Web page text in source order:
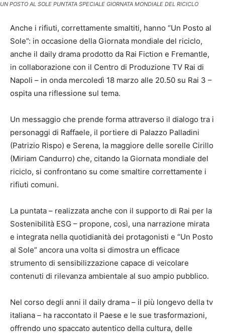
UN POSTO AL SOLE PUNTATA SPECIALE GIORNATA MONDIALE DEL RICICLO
Anche i rifiuti, correttamente smaltiti, hanno “Un Posto al
Sole”: in occasione della Giornata mondiale del riciclo,
anche il daily drama prodotto da Rai Fiction e Fremantle,
in collaborazione con il Centro di Produzione TV Rai di
Napoli – in onda mercoledì 18 marzo alle 20.50 su Rai 3 –
ospita una riflessione sul tema.
Un messaggio che prende forma attraverso il dialogo tra i
personaggi di Raffaele, il portiere di Palazzo Palladini
(Patrizio Rispo) e Serena, la maggiore delle sorelle Cirillo
(Miriam Candurro) che, citando la Giornata mondiale del
riciclo, si confrontano su come smaltire correttamente i
rifiuti comuni.
La puntata – realizzata anche con il supporto di Rai per la
Sostenibilità ESG – propone, così, una narrazione mirata
e integrata nella quotidianità dei protagonisti e “Un Posto
al Sole” ancora una volta si dimostra un efficace
strumento di sensibilizzazione capace di veicolare
contenuti di rilevanza ambientale al suo ampio pubblico.
Nel corso degli anni il daily drama – il più longevo della tv
italiana – ha raccontato il Paese e le sue trasformazioni,
offrendo uno spaccato autentico della cultura, delle